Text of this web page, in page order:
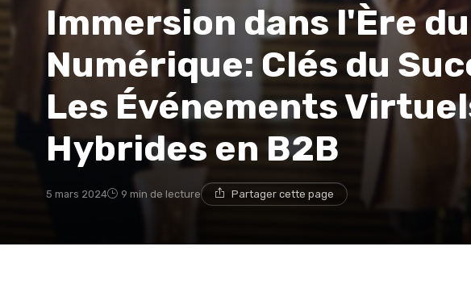
Immersion dans l'Ère du
Numérique: Clés du
Les Événements
Hybrides en B2B
5 mars 2024 9 min de lecture Partager cette page